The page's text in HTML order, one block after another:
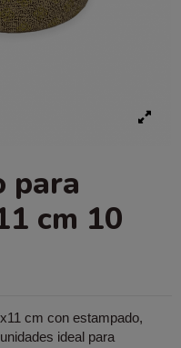
para
cm 10
cm con estampado,
ideal para